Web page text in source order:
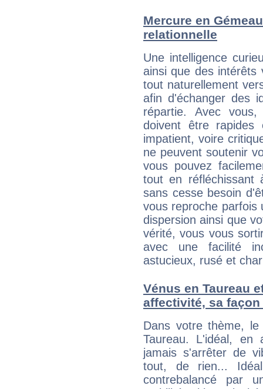
Mercure en
relationnelle
Une intelligence
ainsi que des intérêts
tout naturellement
afin d'échanger des
répartie. Avec
doivent être
impatient, voire
ne peuvent soutenir
vous pouvez
tout en réfléchissant
sans cesse besoin
vous reproche parfois
dispersion ainsi que
vérité, vous vous
avec une facilité
astucieux, rusé et
Vénus en Taureau
affectivité, sa
Dans votre thème,
Taureau. L'idéal, en
jamais s'arrêter de
tout, de rien...
contrebalancé par